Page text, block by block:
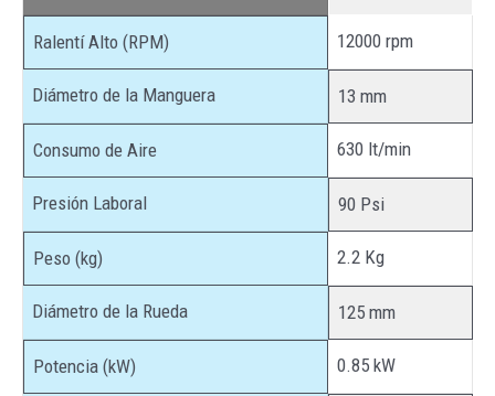
Ralentí Alto (RPM) 12000 rpm
Diámetro de la Manguera 13 mm
Consumo de Aire 630 lt/min
Presión Laboral 90 Psi
Peso (kg) 2.2 Kg
Diámetro de la Rueda 125 mm
Potencia (kW) 0.85 kW